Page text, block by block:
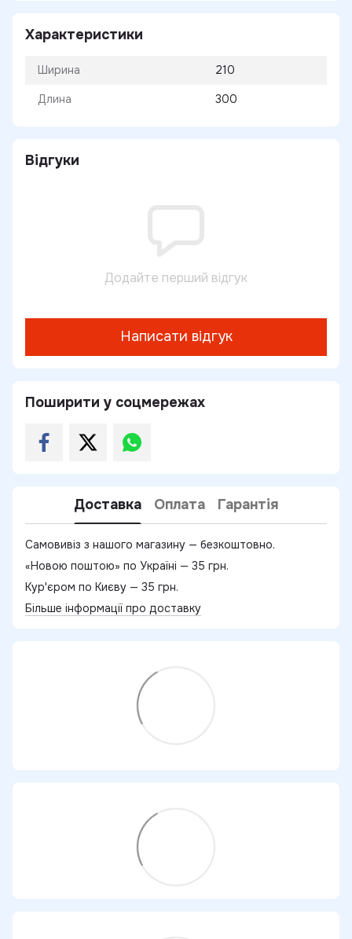
Характеристики
Ширина 210
Длина 300
Відгуки
Додайте перший відгук
Написати відгук
Поширити у соцмережах
Доставка Оплата Гарантія
Самовивіз з нашого магазину — безкоштовно.
«Новою поштою» по Україні — 35 грн.
Кур'єром по Києву — 35 грн.
Більше інформації про доставку